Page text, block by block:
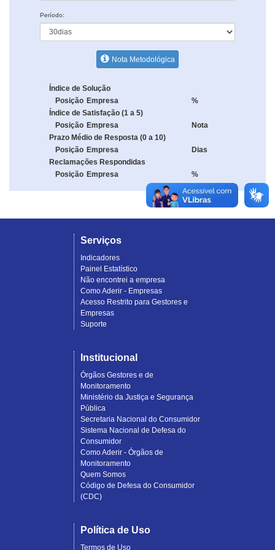
Período:
Nota Metodológica
Índice de Solução
Posição Empresa
%
Índice de Satisfação (1 a 5)
Posição Empresa
Nota
Prazo Médio de Resposta (0 a 10)
Posição Empresa
Dias
Reclamações Respondidas
Posição Empresa %
Serviços
Indicadores
Painel Estatístico
Não encontrei a empresa
Como Aderir - Empresas
Acesso Restrito para Gestores e
Empresas
Suporte
Institucional
Órgãos Gestores e de
Monitoramento
Ministério da Justiça e Segurança
Pública
Secretaria Nacional do Consumidor
Sistema Nacional de Defesa do
Consumidor
Como Aderir - Órgãos de
Monitoramento
Quem Somos
Código de Defesa do Consumidor
(CDC)
Política de Uso
Termos de Uso